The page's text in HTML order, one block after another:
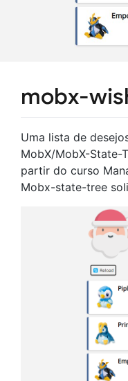
mobx-
Uma lista de
MobX/MobX-State-
partir do curso
Mobx-state-tree